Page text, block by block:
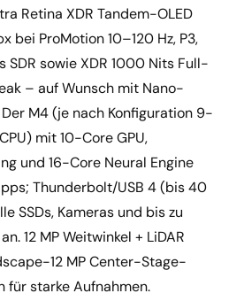
Retina XDR Tandem-OLED
bei ProMotion 10–120 Hz, P3,
SDR sowie XDR 1000 Nits Full-
– auf Wunsch mit Nano-
M4 (je nach Konfiguration 9-
mit 10-Core GPU,
und 16-Core Neural Engine
Thunderbolt/USB 4 (bis 40
SSDs, Kameras und bis zu
12 MP Weitwinkel + LiDAR
12 MP Center-Stage-
für starke Aufnahmen.